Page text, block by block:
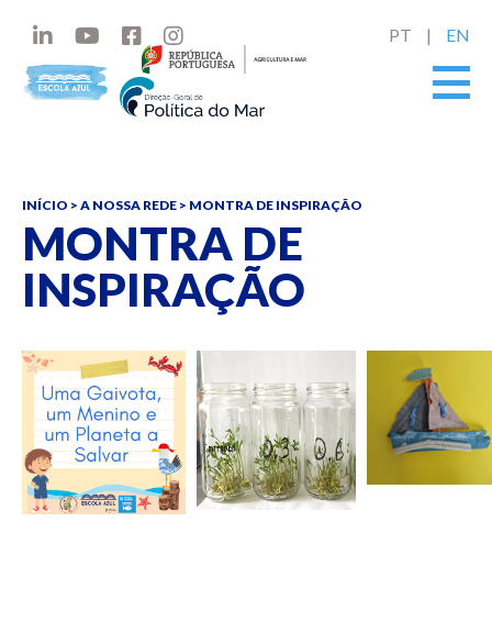
PT EN
INÍCIO > A NOSSA REDE > MONTRA DE INSPIRAÇÃO
MONTRA DE
INSPIRAÇÃO